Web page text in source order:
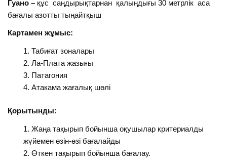
Гуано – құс саңдырықтарнан қалыңдығы 30 метрлік аса
бағалы азотты тыңайтқыш
Картамен жұмыс:
Табиғат зоналары
Ла-Плата жазығы
Патагония
Атакама жағалық шөлі
Қорытынды:
Жаңа тақырып бойынша оқушылар критериалды
жүйемен өзін-өзі бағалайды
Өткен тақырып бойынша бағалау.